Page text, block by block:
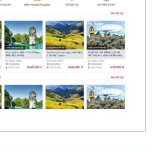
CHI TIẾT
XEM THỰC TẾ